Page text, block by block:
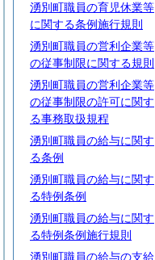
湧別町職員の育児休業等
に関する条例施行規則
湧別町職員の営利企業等
の従事制限に関する規則
湧別町職員の営利企業等
の従事制限の許可に関す
る事務取扱規程
湧別町職員の給与に関す
る条例
湧別町職員の給与に関す
る特例条例
湧別町職員の給与に関す
る特例条例施行規則
湧別町職員の給与の支給